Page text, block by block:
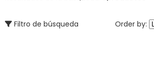
Filtro de búsqueda Order by: